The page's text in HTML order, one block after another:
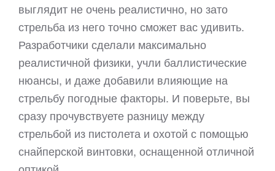
выглядит не очень реалистично, но зато
стрельба из него точно сможет вас удивить.
Разработчики сделали максимально
реалистичной физики, учли баллистические
нюансы, и даже добавили влияющие на
стрельбу погодные факторы. И поверьте, вы
сразу прочувствуете разницу между
стрельбой из пистолета и охотой с помощью
снайперской винтовки, оснащенной отличной